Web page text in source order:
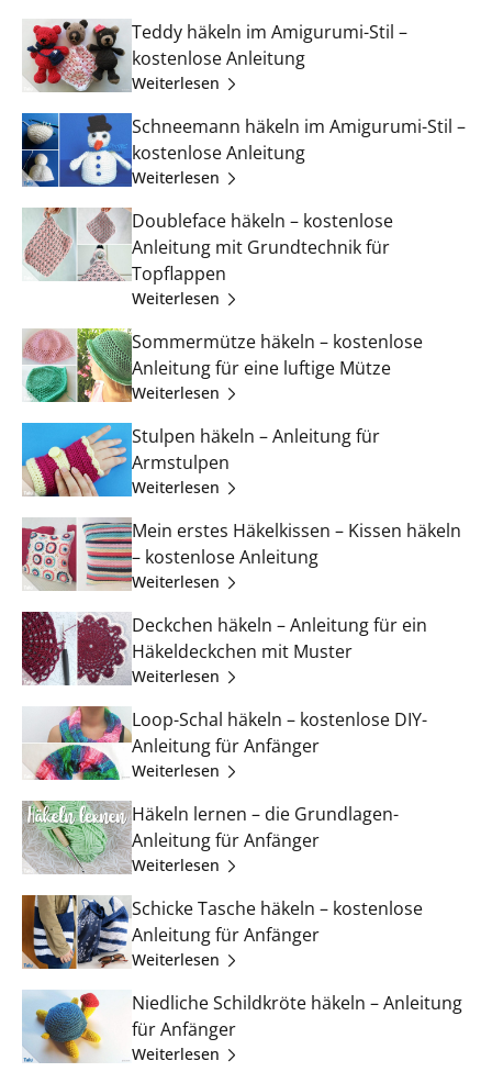
Teddy häkeln im Amigurumi-Stil –
kostenlose Anleitung
Weiterlesen
Schneemann häkeln im Amigurumi-Stil –
kostenlose Anleitung
Weiterlesen
Doubleface häkeln – kostenlose
Anleitung mit Grundtechnik für
Topflappen
Weiterlesen
Sommermütze häkeln – kostenlose
Anleitung für eine luftige Mütze
Weiterlesen
Stulpen häkeln – Anleitung für
Armstulpen
Weiterlesen
Mein erstes Häkelkissen – Kissen häkeln
– kostenlose Anleitung
Weiterlesen
Deckchen häkeln – Anleitung für ein
Häkeldeckchen mit Muster
Weiterlesen
Loop-Schal häkeln – kostenlose DIY-
Anleitung für Anfänger
Weiterlesen
Häkeln lernen – die Grundlagen-
Anleitung für Anfänger
Weiterlesen
Schicke Tasche häkeln – kostenlose
Anleitung für Anfänger
Weiterlesen
Niedliche Schildkröte häkeln – Anleitung
für Anfänger
Weiterlesen